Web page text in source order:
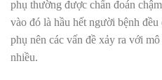
phụ thường được chẩn đoán
vào đó là hầu hết người bệnh
phụ nên các vấn đề xảy ra với
nhiều.